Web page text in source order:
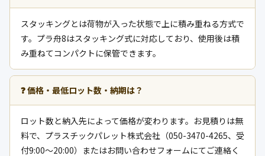
スタッキングとは荷物が入った状態で上に積み重ねる方式で
す。プラ舟8はスタッキング式に対応しており、使用後は積
み重ねてコンパクトに保管できます。
❓ 価格・最低ロット数・納期は？
ロット数と納入先によって価格が変わります。お見積りは無
料で、プラスチックパレット株式会社（050-3470-4265、受
付9:00〜20:00）またはお問い合わせフォームにてご連絡く